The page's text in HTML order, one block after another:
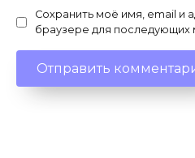
Сохранить моё имя, email и
браузере для последующих